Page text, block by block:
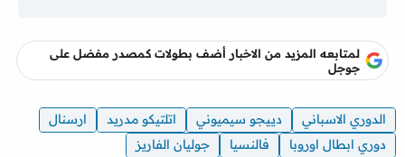
لمتابعه المزيد من الاخبار أضف بطولات كمصدر مفضل على
جوجل
الدوري الاسباني دييجو سيميوني اتلتيكو مدريد
ارسنال
دوري ابطال اوروبا
فالنسيا
جوليان الفاريز